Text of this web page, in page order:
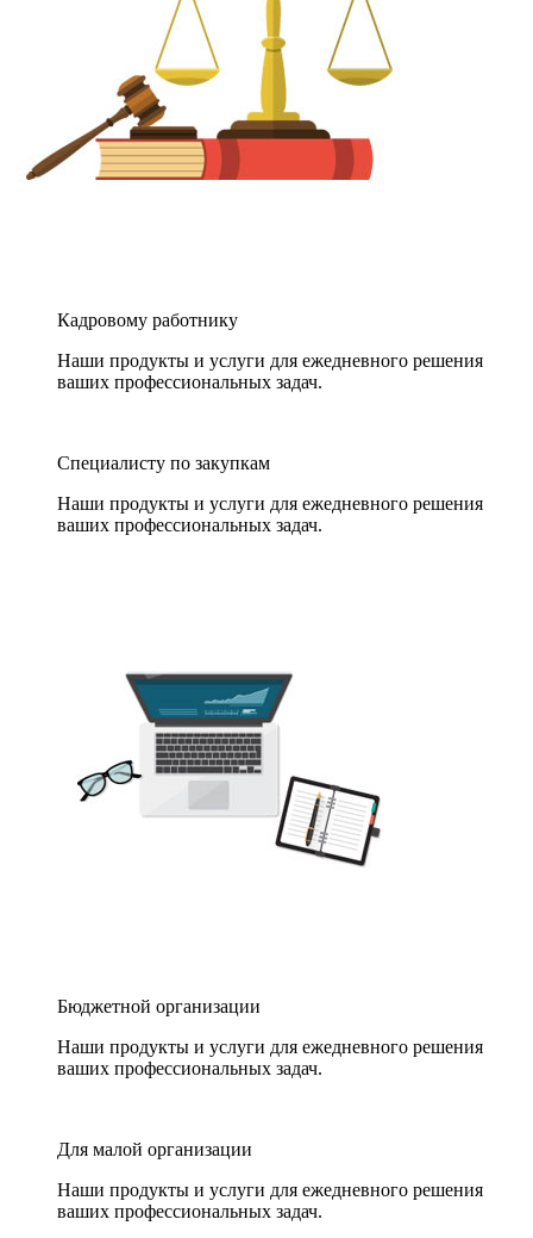
Кадровому работнику
Наши продукты и услуги для ежедневного решения
ваших профессиональных задач.
Специалисту по закупкам
Наши продукты и услуги для ежедневного решения
ваших профессиональных задач.
Бюджетной организации
Наши продукты и услуги для ежедневного решения
ваших профессиональных задач.
Для малой организации
Наши продукты и услуги для ежедневного решения
ваших профессиональных задач.